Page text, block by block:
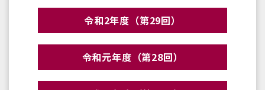
令和2年度（第29回）
令和元年度（第28回）